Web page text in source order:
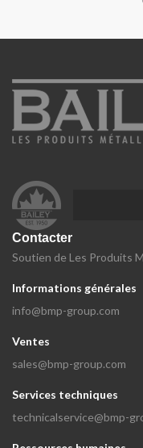
Contacter
Soutien de Les Produits
Informations générales
info@bmp-group.com
Ventes
sales@bmp-group.com
Services techniques
technicalservice@bmp-